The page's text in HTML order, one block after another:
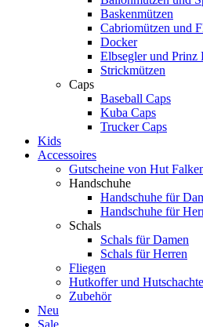
Baskenmützen
Cabriomützen und
Docker
Elbsegler und Prinz
Strickmützen
Caps
Baseball Caps
Kuba Caps
Trucker Caps
Kids
Accessoires
Gutscheine von Hut
Handschuhe
Handschuhe für
Handschuhe für
Schals
Schals für Damen
Schals für Herren
Fliegen
Hutkoffer und
Zubehör
Neu
Sale